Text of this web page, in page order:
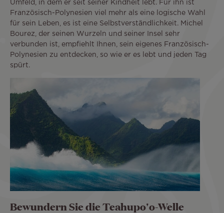
Umfeld, in dem er seit seiner Kindheit lebt. Für ihn ist
Französisch-Polynesien viel mehr als eine logische Wahl
für sein Leben, es ist eine Selbstverständlichkeit. Michel
Bourez, der seinen Wurzeln und seiner Insel sehr
verbunden ist, empfiehlt Ihnen, sein eigenes Französisch-
Polynesien zu entdecken, so wie er es lebt und jeden Tag
spürt.
Bewundern Sie die Teahupo'o-Welle